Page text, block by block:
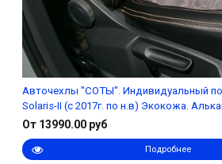
Авточехлы "СОТЫ". Индивидуальный
Solaris-II (с 2017г. по н.в) Экокожа.
От 13990.00 руб
Подробнее